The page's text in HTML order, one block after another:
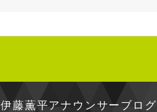
伊藤薫平アナウンサーブログ